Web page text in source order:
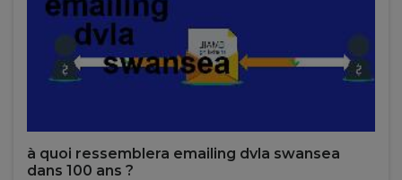
à quoi ressemblera emailing dvla swansea
dans 100 ans ?